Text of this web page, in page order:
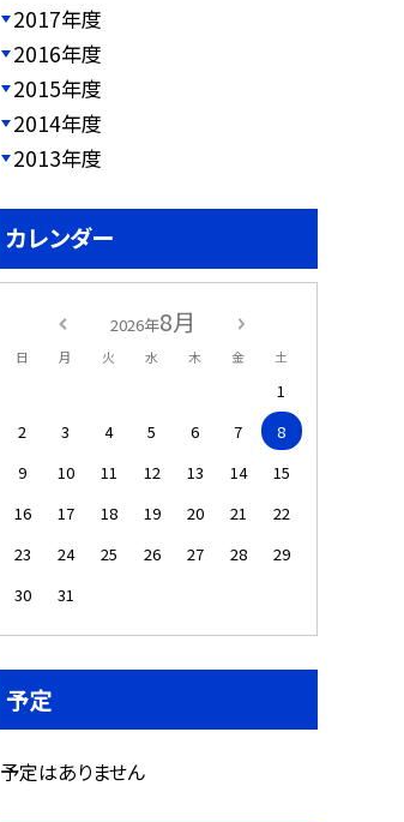
2017年度
2016年度
2015年度
2014年度
2013年度
カレンダー
2026年8月
日 月 火 水 木 金 土
1
2
3 4 5 6 7
8
9
10 11 12 13 14
15
16
17 18 19 20 21
22
23
24 25 26 27 28
29
30
31
予定
予定はありません